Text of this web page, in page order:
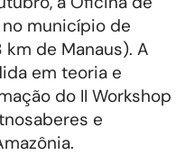
município de
km de Manaus). A
em teoria e
do II Workshop
e